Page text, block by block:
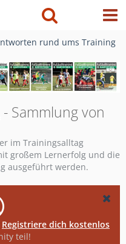
rund ums Training
Sammlung von
im Trainingsalltag
großem Lernerfolg und die
ausgeführt werden.
Registriere dich kostenlos
teil!